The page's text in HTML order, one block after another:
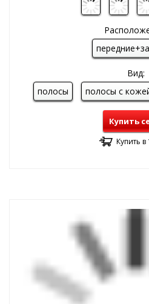
Вид:
полосы
полосы с
Купить
Купить в